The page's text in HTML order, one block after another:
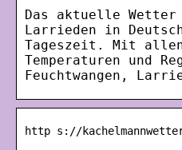
Das aktuelle Wetter
Larrieden in
Tageszeit. Mit
Temperaturen und
Feuchtwangen,
http s://